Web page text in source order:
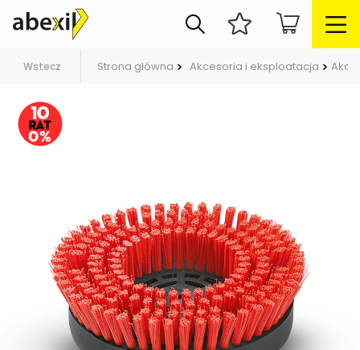
Wstecz Strona główna Akcesoria i eksploatacja